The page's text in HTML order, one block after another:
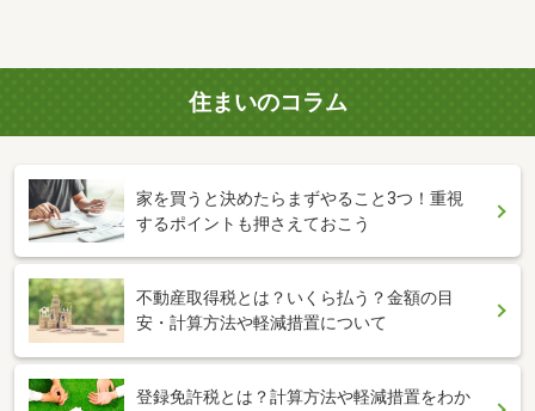
住まいのコラム
家を買うと決めたらまずやること3つ！重視
するポイントも押さえておこう
不動産取得税とは？いくら払う？金額の目
安・計算方法や軽減措置について
登録免許税とは？計算方法や軽減措置をわか